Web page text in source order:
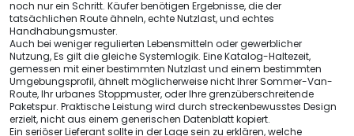
noch nur ein Schritt. Käufer benötigen Ergebnisse, die der
tatsächlichen Route ähneln, echte Nutzlast, und echtes
Handhabungsmuster.
Auch bei weniger regulierten Lebensmitteln oder gewerblicher
Nutzung, Es gilt die gleiche Systemlogik. Eine Katalog-Haltezeit,
gemessen mit einer bestimmten Nutzlast und einem bestimmten
Umgebungsprofil, ähnelt möglicherweise nicht Ihrer Sommer-Van-
Route, Ihr urbanes Stoppmuster, oder Ihre grenzüberschreitende
Paketspur. Praktische Leistung wird durch streckenbewusstes Design
erzielt, nicht aus einem generischen Datenblatt kopiert.
Ein seriöser Lieferant sollte in der Lage sein zu erklären, welche